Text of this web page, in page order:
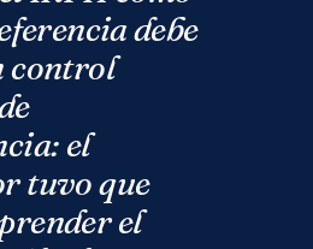
debe
control
el
tuvo que
el